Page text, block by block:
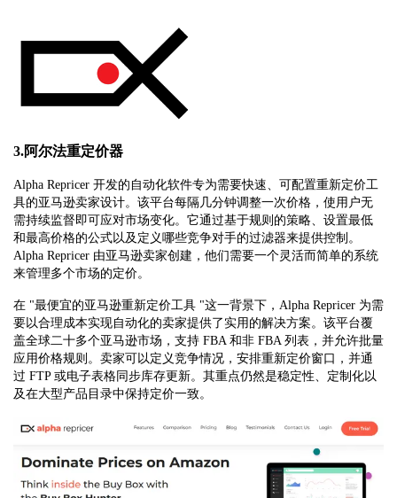
3.阿尔法重定价器
Alpha Repricer 开发的自动化软件专为需要快速、可配置重新定价工
具的亚马逊卖家设计。该平台每隔几分钟调整一次价格，使用户无
需持续监督即可应对市场变化。它通过基于规则的策略、设置最低
和最高价格的公式以及定义哪些竞争对手的过滤器来提供控制。
Alpha Repricer 由亚马逊卖家创建，他们需要一个灵活而简单的系统
来管理多个市场的定价。
在 "最便宜的亚马逊重新定价工具 "这一背景下，Alpha Repricer 为需
要以合理成本实现自动化的卖家提供了实用的解决方案。该平台覆
盖全球二十多个亚马逊市场，支持 FBA 和非 FBA 列表，并允许批量
应用价格规则。卖家可以定义竞争情况，安排重新定价窗口，并通
过 FTP 或电子表格同步库存更新。其重点仍然是稳定性、定制化以
及在大型产品目录中保持定价一致。